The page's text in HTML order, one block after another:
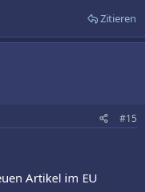
Zitieren
#15
Artikel im EU